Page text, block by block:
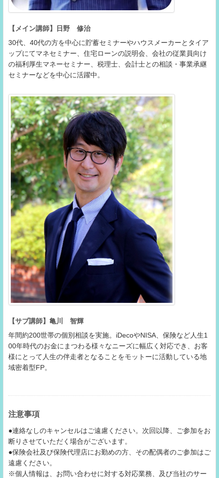
【メイン講師】日野 修治
30代、40代の方を中心に貯蓄セミナーやハウスメーカーとタイア
ップにてマネセミナー、住宅ローンの説明会、会社の従業員向け
の福利厚生マネーセミナー、税理士、会計士との相談・事業承継
セミナーなどを中心に活躍中。
【サブ講師】亀川 智輝
年間約200世帯の個別相談を実施。iDecoやNISA、保険など人生1
00年時代のお金にまつわる様々なニーズに幅広く対応でき、お客
様にとって人生の伴走者となることをモットーに活動している地
域密着型FP。
注意事項
●連絡なしのキャンセルはご遠慮ください。次回以降、ご参加をお
断りさせていただく場合がございます。
●保険会社及び保険代理店にお勤めの方、その配偶者のご参加はご
遠慮ください。
※個人情報は、お問い合わせに対する対応業務、及び当社のサー